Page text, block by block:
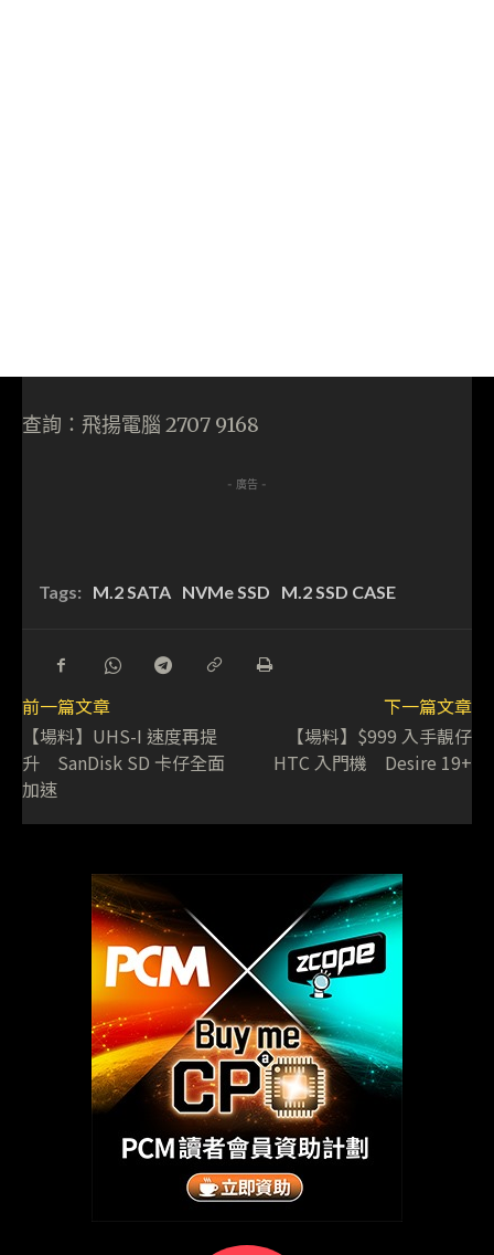
查詢：飛揚電腦 2707 9168
- 廣告 -
Tags: M.2 SATA NVMe SSD M.2 SSD CASE
前一篇文章
【場料】UHS-I 速度再提
升 SanDisk SD 卡仔全面
加速
下一篇文章
【場料】$999 入手靚仔
HTC 入門機 Desire 19+